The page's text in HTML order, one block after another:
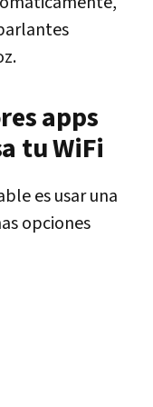
apps
tu WiFi
es usar una
opciones